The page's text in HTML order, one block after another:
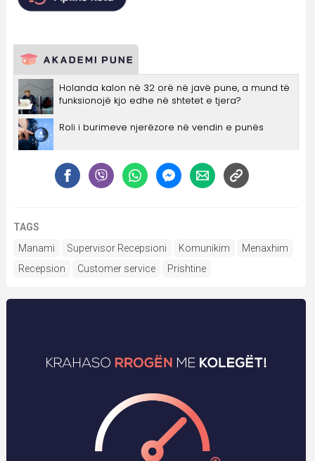
TAGS
Manami
Supervisor Recepsioni Komunikim
Menaxhim
Recepsion
Customer service Prishtine